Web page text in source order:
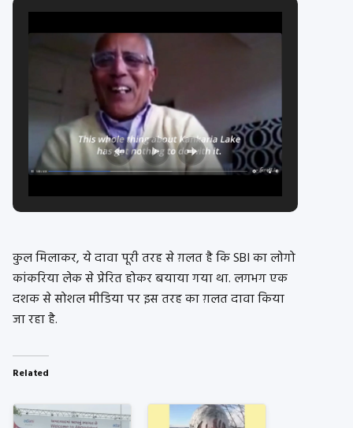
कुल मिलाकर, ये दावा पूरी तरह से ग़लत है कि SBI का लोगो
कांकरिया लेक से प्रेरित होकर बयाया गया था. लगभग एक
दशक से सोशल मीडिया पर इस तरह का ग़लत दावा किया
जा रहा है.
Related